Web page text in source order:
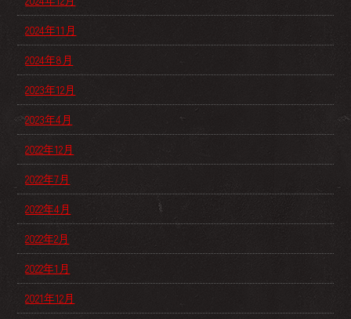
2024年11月
2024年8月
2023年12月
2023年4月
2022年12月
2022年7月
2022年4月
2022年2月
2022年1月
2021年12月